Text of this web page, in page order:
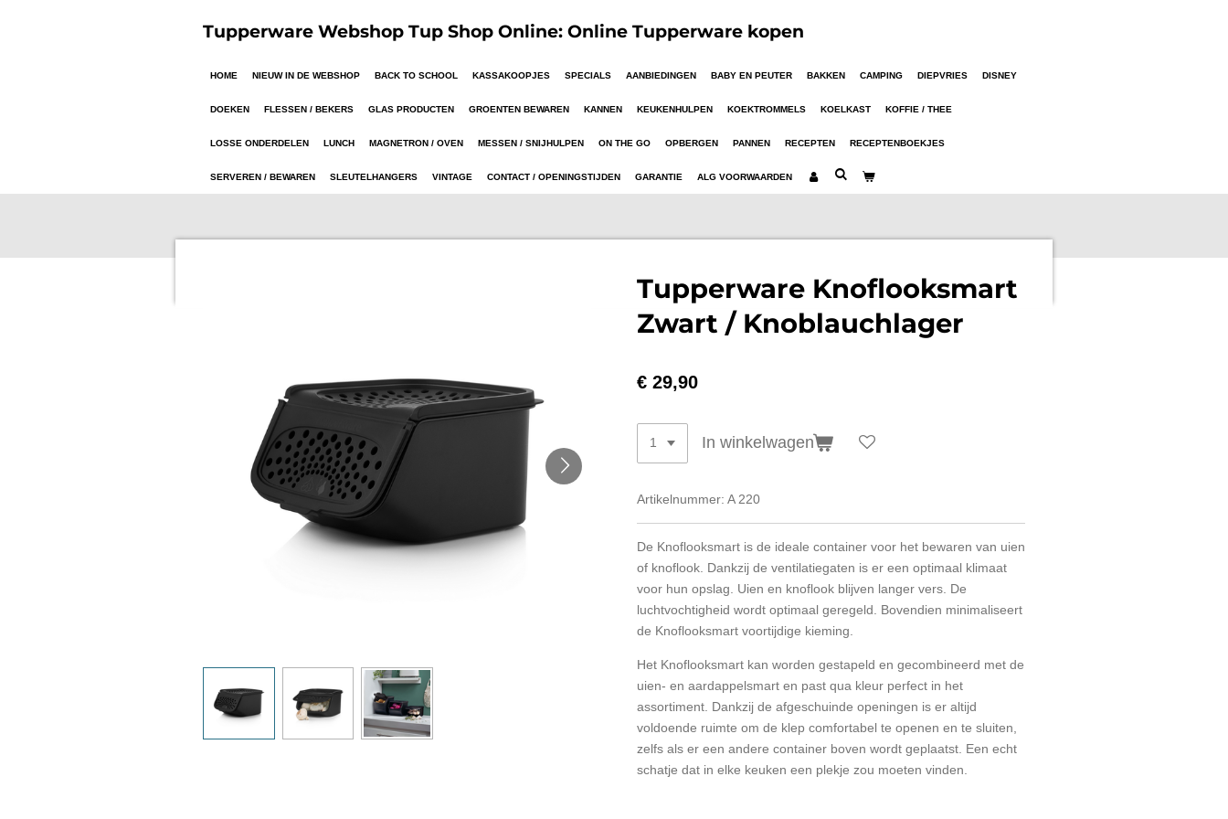
Tupperware Webshop Tup Shop Online: Online Tupperware kopen
HOME NIEUW IN DE WEBSHOP BACK TO SCHOOL KASSAKOOPJES SPECIALS AANBIEDINGEN BABY EN PEUTER BAKKEN CAMPING DIEPVRIES DISNEY
DOEKEN FLESSEN / BEKERS GLAS PRODUCTEN GROENTEN BEWAREN KANNEN KEUKENHULPEN KOEKTROMMELS KOELKAST KOFFIE / THEE
LOSSE ONDERDELEN LUNCH MAGNETRON / OVEN MESSEN / SNIJHULPEN ON THE GO OPBERGEN PANNEN RECEPTEN RECEPTENBOEKJES
SERVEREN / BEWAREN SLEUTELHANGERS VINTAGE CONTACT / OPENINGSTIJDEN GARANTIE ALG VOORWAARDEN
Tupperware Knoflooksmart
Zwart / Knoblauchlager
€ 29,90
In winkelwagen
Artikelnummer: A 220
De Knoflooksmart is de ideale container voor het bewaren van uien
of knoflook. Dankzij de ventilatiegaten is er een optimaal klimaat
voor hun opslag. Uien en knoflook blijven langer vers. De
luchtvochtigheid wordt optimaal geregeld. Bovendien minimaliseert
de Knoflooksmart voortijdige kieming.
Het Knoflooksmart kan worden gestapeld en gecombineerd met de
uien- en aardappelsmart en past qua kleur perfect in het
assortiment. Dankzij de afgeschuinde openingen is er altijd
voldoende ruimte om de klep comfortabel te openen en te sluiten,
zelfs als er een andere container boven wordt geplaatst. Een echt
schatje dat in elke keuken een plekje zou moeten vinden.